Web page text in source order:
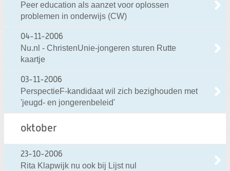
Peer education als aanzet voor oplossen
problemen in onderwijs (CW)
04-11-2006
Nu.nl - ChristenUnie-jongeren sturen Rutte
kaartje
03-11-2006
PerspectieF-kandidaat wil zich bezighouden met
'jeugd- en jongerenbeleid'
oktober
23-10-2006
Rita Klapwijk nu ook bij Lijst nul